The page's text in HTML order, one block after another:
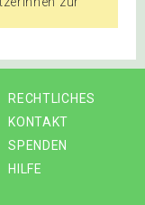
RECHTLICHES
KONTAKT
SPENDEN
HILFE